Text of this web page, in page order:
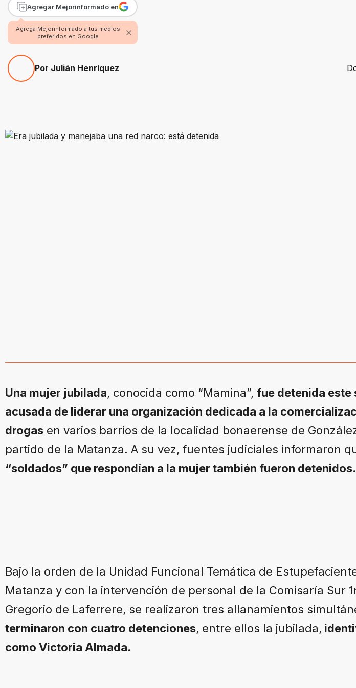
Agregar Mejorinformado en
Agrega Mejorinformado a tus medios
preferidos en Google
Por Julián Henríquez
Una mujer jubilada, conocida como “Mamina”, fue detenida este
acusada de liderar una organización dedicada a la
drogas en varios barrios de la localidad bonaerense de
partido de la Matanza. A su vez, fuentes judiciales informaron
“soldados” que respondían a la mujer también fueron detenidos.
Bajo la orden de la Unidad Funcional Temática de
Matanza y con la intervención de personal de la Comisaría Sur
Gregorio de Laferrere, se realizaron tres allanamientos
terminaron con cuatro detenciones, entre ellos la jubilada,
como Victoria Almada.